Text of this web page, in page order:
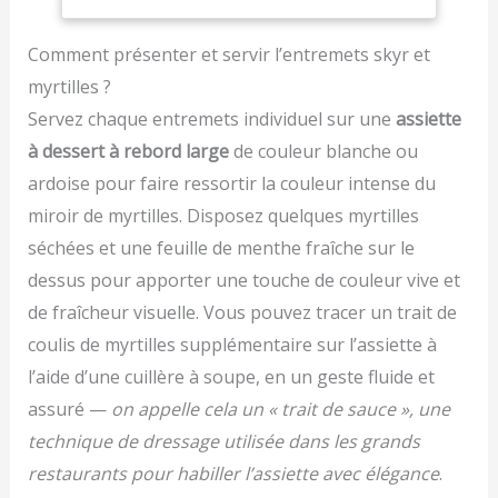
Créations Gourmandes
peuvent être accrochées
pour un rangement
les boulangers amateurs
comme pour les
pâtisserie pour fondant,
glaçage, pâte ou
desserts lors de la
et Large Plage de
Mesure de Température
: Le termometre cuison
alimentaire en acier
inoxydable de 13 cm,
pour éviter de vous
brûler les mains pendant
la mesure ; plage de
température : -50 ℃ ~
300 ℃ Économie
d'énergie : Fonction
d'arrêt automatique
intégrée, le thermometre
patisserie s'éteindra
automatiquement après
10 minutes d'inactivité ;
et il peut basculer entre
Celsius et Fahrenheit lors
de la mesure de la
Cuisson, Viande,
BBQ, Patisserie,
de ± 1 °C (± 2 °F) et une
plage de mesure de -50
°C ~ 300 °C (-58 °F ~ 572
cuisson est idéal pour les
barbecues, le lait, la
cuisson et la préparation
de confitures. Le guide
du thermomètre de
cuisson figurant sur
l'emballage vous permet
d'obtenir la cuisson
souhaitée AFFICHAGE
CHANGEABLE : L'écran
LCD rétroéclairé, large et
facile à lire, vous permet
températures dans
l'obscurité ou lorsque la
fumée envahit l'air !
L'affichage commutable
Comment présenter et servir l’entremets skyr et
myrtilles ?
Servez chaque entremets individuel sur une assiette
à dessert à rebord largede couleur blanche ou
ardoise pour faire ressortir la couleur intense du
miroir de myrtilles. Disposez quelques myrtilles
séchées et une feuille de menthe fraîche sur le
dessus pour apporter une touche de couleur vive et
de fraîcheur visuelle. Vous pouvez tracer un trait de
coulis de myrtilles supplémentaire sur l’assiette à
l’aide d’une cuillère à soupe, en un geste fluide et
assuré — on appelle cela un « trait de sauce », une
technique de dressage utilisée dans les grands
restaurants pour habiller l’assiette avec élégance.